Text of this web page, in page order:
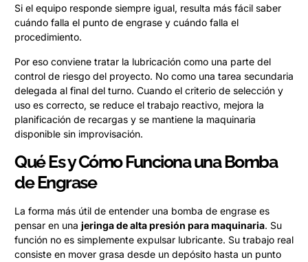
Si el equipo responde siempre igual, resulta más fácil saber
cuándo falla el punto de engrase y cuándo falla el
procedimiento.
Por eso conviene tratar la lubricación como una parte del
control de riesgo del proyecto. No como una tarea secundaria
delegada al final del turno. Cuando el criterio de selección y
uso es correcto, se reduce el trabajo reactivo, mejora la
planificación de recargas y se mantiene la maquinaria
disponible sin improvisación.
Qué Es y Cómo Funciona una Bomba
de Engrase
La forma más útil de entender una bomba de engrase es
pensar en una jeringa de alta presión para maquinaria. Su
función no es simplemente expulsar lubricante. Su trabajo real
consiste en mover grasa desde un depósito hasta un punto